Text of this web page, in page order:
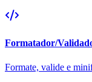
Formatador/
Formate, valide e